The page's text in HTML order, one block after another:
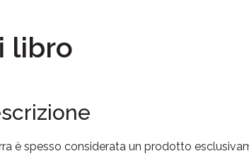
libro
è spesso considerata un prodotto